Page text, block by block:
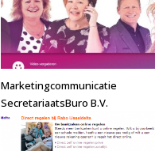
Marketingcommunicatie
SecretariaatsBuro B.V.